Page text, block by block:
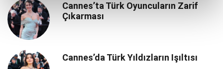
Cannes’ta Türk Oyuncuların Zarif
Çıkarması
Cannes’da Türk Yıldızların Işıltısı